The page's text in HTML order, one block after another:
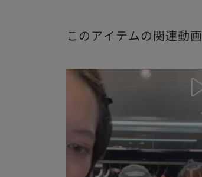
このアイテムの関連動画